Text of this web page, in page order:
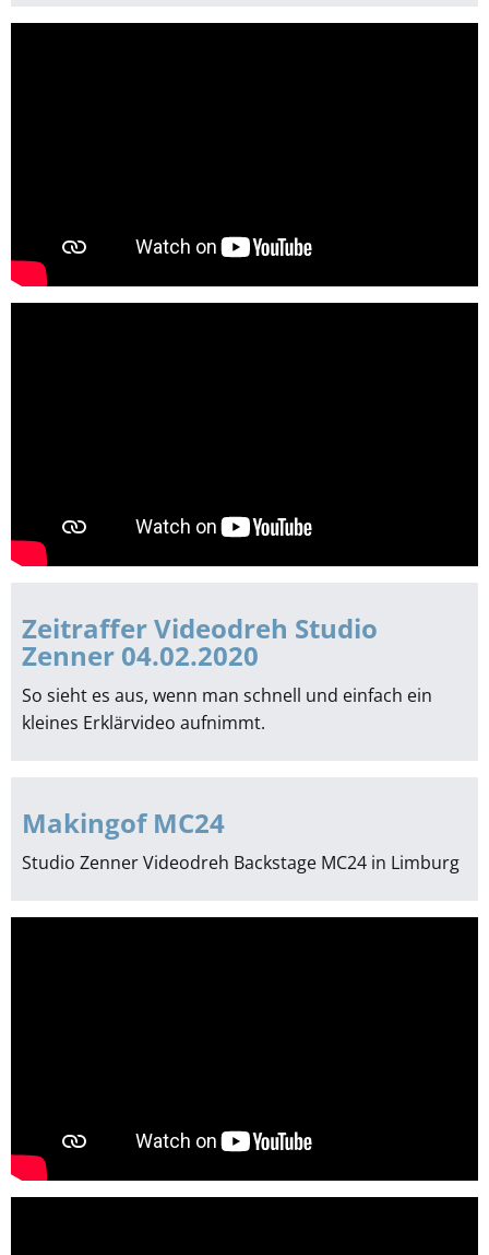
Zeitraffer Videodreh Studio
Zenner 04.02.2020
So sieht es aus, wenn man schnell und einfach ein
kleines Erklärvideo aufnimmt.
Makingof MC24
Studio Zenner Videodreh Backstage MC24 in Limburg